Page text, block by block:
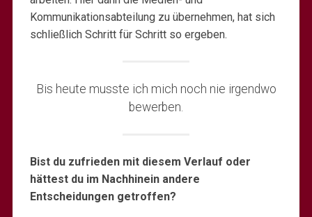
Kommunikationsabteilung zu übernehmen, hat sich
schließlich Schritt für Schritt so ergeben.
Bis heute musste ich mich noch nie irgendwo
bewerben.
Bist du zufrieden mit diesem Verlauf oder
hättest du im Nachhinein andere
Entscheidungen getroffen?